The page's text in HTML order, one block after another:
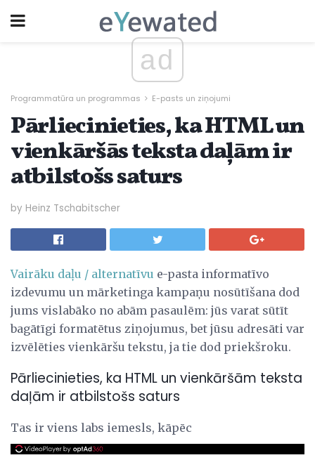
ad
Programmatūra un programmas E-pasts un ziņojumi
Pārliecinieties, ka HTML un
vienkāršās teksta daļām ir
atbilstošs saturs
by Heinz Tschabitscher
Vairāku daļu / alternatīvu e-pasta informatīvo
izdevumu un mārketinga kampaņu nosūtīšana dod
jums vislabāko no abām pasaulēm: jūs varat sūtīt
bagātīgi formatētus ziņojumus, bet jūsu adresāti var
izvēlēties vienkāršu tekstu, ja tie dod priekšroku.
Pārliecinieties, ka HTML un vienkāršām teksta
daļām ir atbilstošs saturs
Tas ir viens labs iemesls, kāpēc